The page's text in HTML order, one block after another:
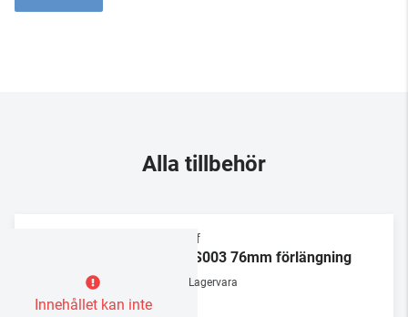
Alla tillbehör
Innehållet kan inte
Chief
CMS003 76mm förlängning
Lagervara